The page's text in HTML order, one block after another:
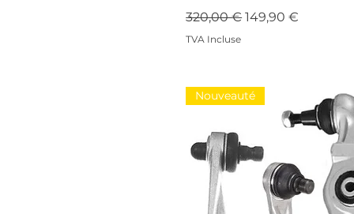
Prix original
320,00 € Prix
149,90 €
TVA Incluse
Nouveauté